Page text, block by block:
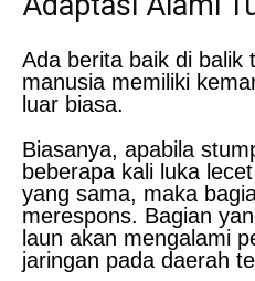
Ada berita baik di balik
manusia memiliki
luar biasa.
Biasanya, apabila
beberapa kali luka
yang sama, maka
merespons. Bagian
laun akan mengalami
jaringan pada daerah